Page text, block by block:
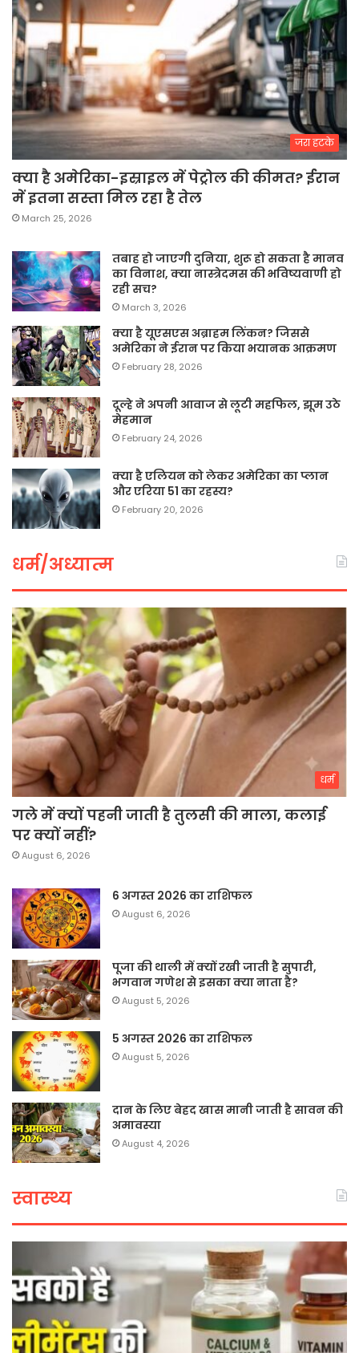
जरा हटके
क्या है अमेरिका-इस्राइल में पेट्रोल की कीमत? ईरान
में इतना सस्ता मिल रहा है तेल
March 25, 2026
तबाह हो जाएगी दुनिया, शुरू हो सकता है मानव
का विनाश, क्या नास्त्रेदमस की भविष्यवाणी हो
रही सच?
March 3, 2026
क्या है यूएसएस अब्राहम लिंकन? जिससे
अमेरिका ने ईरान पर किया भयानक आक्रमण
February 28, 2026
दूल्हे ने अपनी आवाज से लूटी महफिल, झूम उठे
मेहमान
February 24, 2026
क्या है एलियन को लेकर अमेरिका का प्लान
और एरिया 51 का रहस्य?
February 20, 2026
धर्म/अध्यात्म
धर्म
गले में क्यों पहनी जाती है तुलसी की माला, कलाई
पर क्यों नहीं?
August 6, 2026
6 अगस्त 2026 का राशिफल
August 6, 2026
पूजा की थाली में क्यों रखी जाती है सुपारी,
भगवान गणेश से इसका क्या नाता है?
August 5, 2026
5 अगस्त 2026 का राशिफल
August 5, 2026
दान के लिए बेहद खास मानी जाती है सावन की
अमावस्या
August 4, 2026
स्वास्थ्य